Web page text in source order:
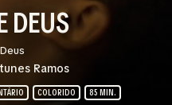
DEUS
Ramos
COLORIDO 85 MIN.